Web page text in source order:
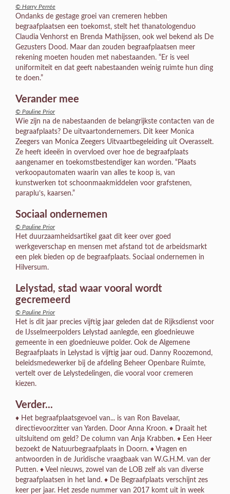
© Harry Perrée
Ondanks de gestage groei van cremeren hebben
begraafplaatsen een toekomst, stelt het thanatologenduo
Claudia Venhorst en Brenda Mathijssen, ook wel bekend als De
Gezusters Dood. Maar dan zouden begraafplaatsen meer
rekening moeten houden met nabestaanden. “Er is veel
uniformiteit en dat geeft nabestaanden weinig ruimte hun ding
te doen.”
Verander mee
© Pauline Prior
Wie zijn na de nabestaanden de belangrijkste contacten van de
begraafplaats? De uitvaartondernemers. Dit keer Monica
Zeegers van Monica Zeegers Uitvaartbegeleiding uit Overasselt.
Ze heeft ideeën in overvloed over hoe de begraafplaats
aangenamer en toekomstbestendiger kan worden. “Plaats
verkoopautomaten waarin van alles te koop is, van
kunstwerken tot schoonmaakmiddelen voor grafstenen,
paraplu’s, kaarsen.”
Sociaal ondernemen
© Pauline Prior
Het duurzaamheidsartikel gaat dit keer over goed
werkgeverschap en mensen met afstand tot de arbeidsmarkt
een plek bieden op de begraafplaats. Sociaal ondernemen in
Hilversum.
Lelystad, stad waar vooral wordt
gecremeerd
© Pauline Prior
Het is dit jaar precies vijftig jaar geleden dat de Rijksdienst voor
de IJsselmeerpolders Lelystad aanlegde, een gloednieuwe
gemeente in een gloednieuwe polder. Ook de Algemene
Begraafplaats in Lelystad is vijftig jaar oud. Danny Roozemond,
beleidsmedewerker bij de afdeling Beheer Openbare Ruimte,
vertelt over de Lelystedelingen, die vooral voor cremeren
kiezen.
Verder...
♦ Het begraafplaatsgevoel van... is van Ron Bavelaar,
directievoorzitter van Yarden. Door Anna Kroon. ♦ Draait het
uitsluitend om geld? De column van Anja Krabben. ♦ Een Heer
bezoekt de Natuurbegraafplaats in Doorn. ♦ Vragen en
antwoorden in de Juridische vraagbaak van W.G.H.M. van der
Putten. ♦ Veel nieuws, zowel van de LOB zelf als van diverse
begraafplaatsen in het land. ♦ De Begraafplaats verschijnt zes
keer per jaar. Het zesde nummer van 2017 komt uit in week